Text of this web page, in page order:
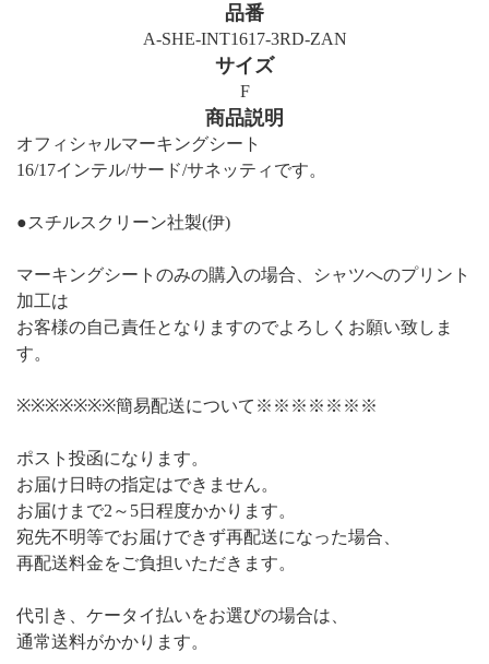
品番
A-SHE-INT1617-3RD-ZAN
サイズ
F
商品説明
オフィシャルマーキングシート
16/17インテル/サード/サネッティです。
●スチルスクリーン社製(伊)
マーキングシートのみの購入の場合、シャツへのプリント
加工は
お客様の自己責任となりますのでよろしくお願い致しま
す。
※※※※※※※簡易配送について※※※※※※※
ポスト投函になります。
お届け日時の指定はできません。
お届けまで2～5日程度かかります。
宛先不明等でお届けできず再配送になった場合、
再配送料金をご負担いただきます。
代引き、ケータイ払いをお選びの場合は、
通常送料がかかります。